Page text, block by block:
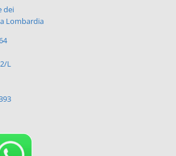
dei
Lombardia
L